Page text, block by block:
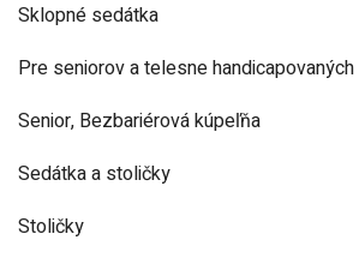
Sklopné sedátka
Pre seniorov a telesne handicapovaných
Senior, Bezbariérová kúpeľňa
Sedátka a stoličky
Stoličky